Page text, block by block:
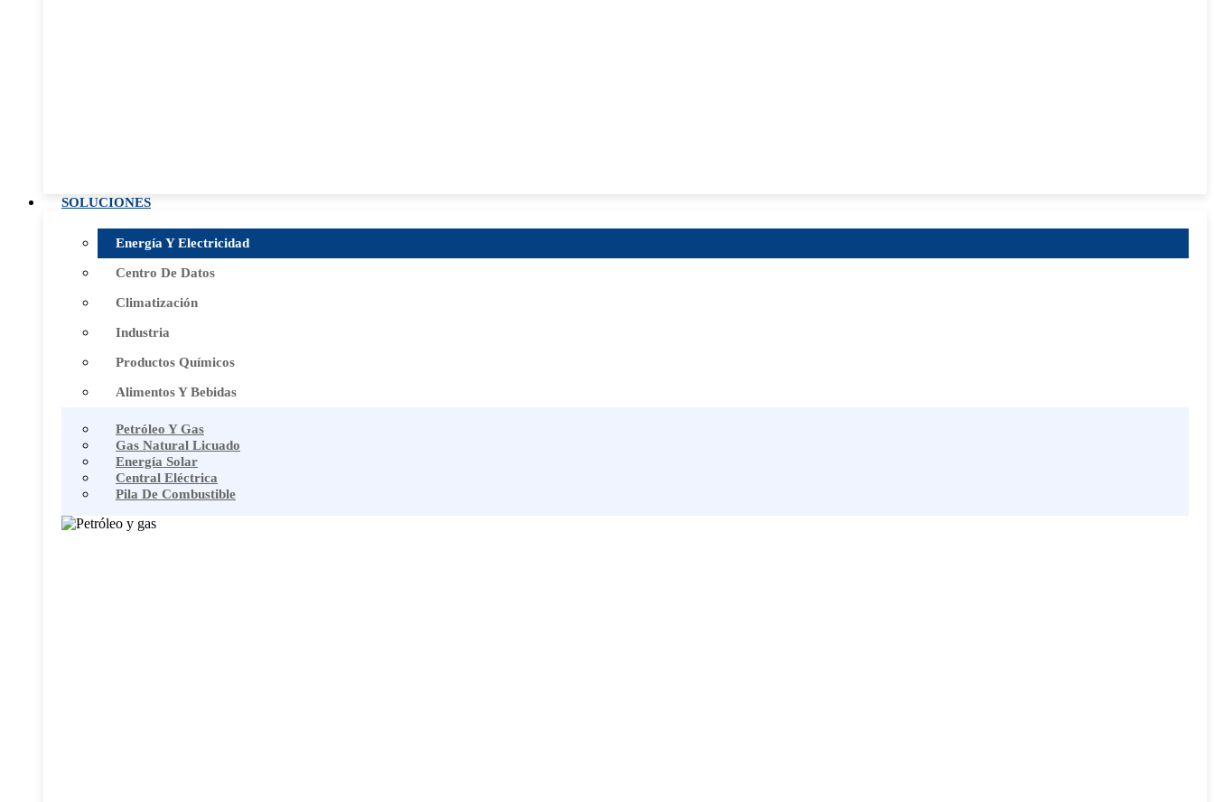
SOLUCIONES
Energía Y Electricidad
Centro De Datos
Climatización
Industria
Productos Químicos
Alimentos Y Bebidas
Petróleo Y Gas
Gas Natural Licuado
Energía Solar
Central Eléctrica
Pila De Combustible